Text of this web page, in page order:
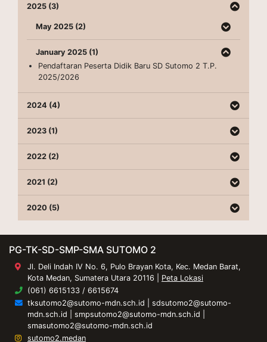
2025 (3)
May 2025 (2)
January 2025 (1)
Pendaftaran Peserta Didik Baru SD Sutomo 2 T.P.
2025/2026
2024 (4)
2023 (1)
2022 (2)
2021 (2)
2020 (5)
PG-TK-SD-SMP-SMA SUTOMO 2
Jl. Deli Indah IV No. 6, Pulo Brayan Kota, Kec. Medan Barat,
Kota Medan, Sumatera Utara 20116 | Peta Lokasi
(061) 6615133 / 6615674
tksutomo2@sutomo-mdn.sch.id
sdsutomo2@sutomo-
mdn.sch.id
smpsutomo2@sutomo-mdn.sch.id
smasutomo2@sutomo-mdn.sch.id
sutomo2.medan